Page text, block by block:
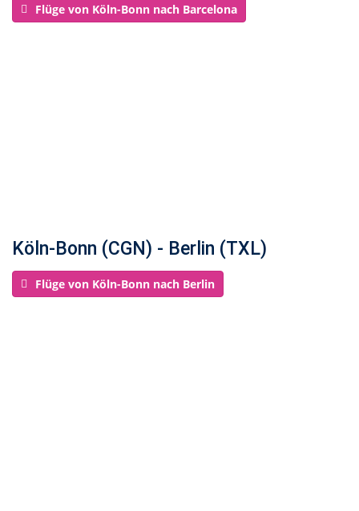
Flüge von Köln-Bonn nach Barcelona
Köln-Bonn (CGN) - Berlin (TXL)
Flüge von Köln-Bonn nach Berlin